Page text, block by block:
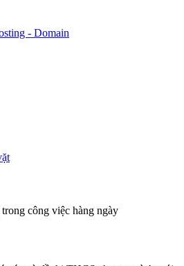
- Domain
công việc hàng ngày